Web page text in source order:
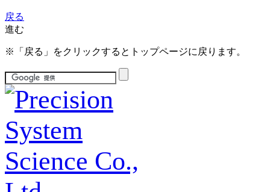
戻る
進む
※「戻る」をクリックするとトップページに戻ります。